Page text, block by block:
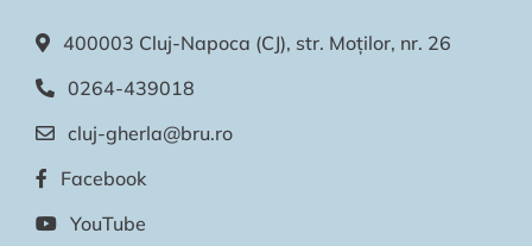
400003 Cluj-Napoca (CJ), str. Moților, nr. 26
0264-439018
cluj-gherla@bru.ro
Facebook
YouTube